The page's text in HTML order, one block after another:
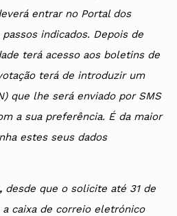
entrar no Portal dos
indicados. Depois de
terá acesso aos boletins de
terá de introduzir um
que lhe será enviado por SMS
a sua preferência. É da maior
estes seus dados
desde que o solicite até 31 de
caixa de correio eletrónico